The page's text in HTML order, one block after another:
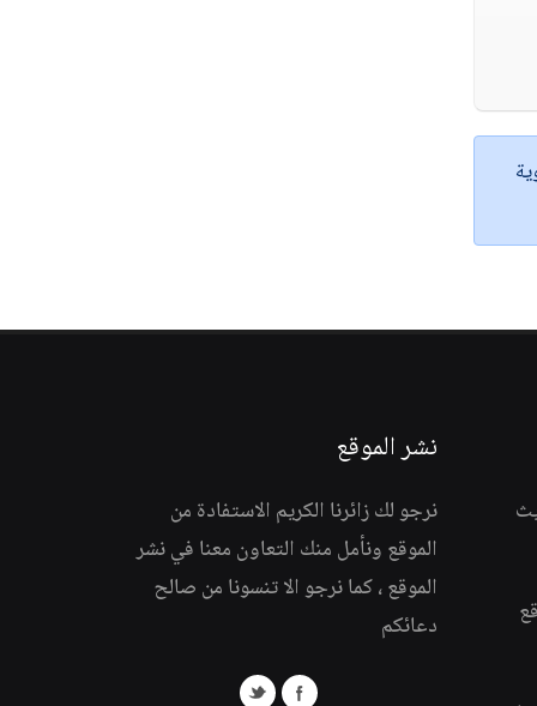
نشر الموقع
نرجو لك زائرنا الكريم الاستفادة من
الموقع ونأمل منك التعاون معنا في نشر
الموقع ، كما نرجو الا تنسونا من صالح
دعائكم